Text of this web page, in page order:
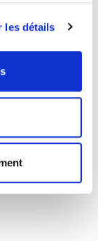
les détails
/
to c 2000 >
Postwar